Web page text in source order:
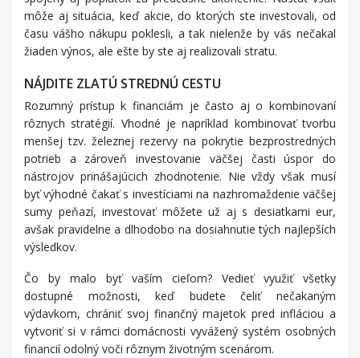
môže aj situácia, keď akcie, do ktorých ste investovali, od
času vášho nákupu poklesli, a tak nielenže by vás nečakal
žiaden výnos, ale ešte by ste aj realizovali stratu.
NÁJDITE ZLATÚ STREDNÚ CESTU
Rozumný prístup k financiám je často aj o kombinovaní
rôznych stratégií. Vhodné je napríklad kombinovať tvorbu
menšej tzv. železnej rezervy na pokrytie bezprostredných
potrieb a zároveň investovanie väčšej časti úspor do
nástrojov prinášajúcich zhodnotenie. Nie vždy však musí
byť výhodné čakať s investíciami na nazhromaždenie väčšej
sumy peňazí, investovať môžete už aj s desiatkami eur,
avšak pravidelne a dlhodobo na dosiahnutie tých najlepších
výsledkov.
Čo by malo byť vaším cieľom? Vedieť využiť všetky
dostupné možnosti, keď budete čeliť nečakaným
výdavkom, chrániť svoj finančný majetok pred infláciou a
vytvoriť si v rámci domácnosti vyvážený systém osobných
financií odolný voči rôznym životným scenárom.